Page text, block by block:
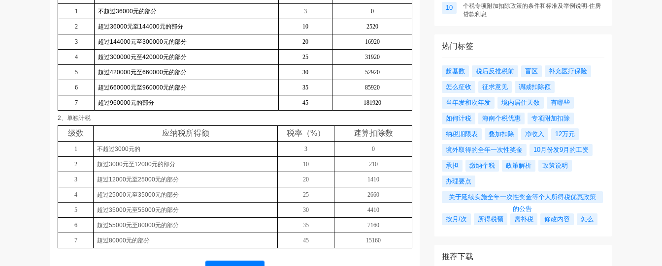
1 不超过36000元的部分 3 0
2 超过36000元至144000元的部分 10 2520
3 超过144000元至300000元的部分 20 16920
4 超过300000元至420000元的部分 25 31920
5 超过420000元至660000元的部分 30 52920
6 超过660000元至960000元的部分 35 85920
7 超过960000元的部分 45 181920
2、单独计税
级数 应纳税所得额 税率（%） 速算扣除数
1 不超过3000元的 3 0
2 超过3000元至12000元的部分 10 210
3 超过12000元至25000元的部分 20 1410
4 超过25000元至35000元的部分 25 2660
5 超过35000元至55000元的部分 30 4410
6 超过55000元至80000元的部分 35 7160
7 超过80000元的部分 45 15160
10
个税专项附加扣除政策的条件和标准及举例说明-住房
贷款利息
热门标签
超基数 税后反推税前 盲区 补充医疗保险
怎么征收 征求意见 调减扣除额
当年发和次年发 境内居住天数 有哪些
如何计税 海南个税优惠 专项附加扣除
纳税期限表 叠加扣除 净收入 12万元
境外取得的全年一次性奖金 10月份发9月的工资
承担 缴纳个税 政策解析 政策说明
办理要点
关于延续实施全年一次性奖金等个人所得税优惠政策
的公告
按月/次
所得税额 需补税 修改内容 怎么
推荐下载